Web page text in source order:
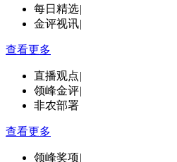
每日精选|
金评视讯|
查看更多
直播观点|
领峰金评|
非农部署
查看更多
领峰奖项|